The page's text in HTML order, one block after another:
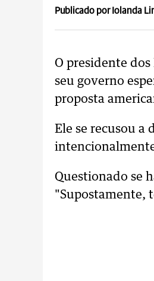
Publicado por Iolanda
O presidente
seu governo
proposta
Ele se recusou a
Questionado se
"Supostamente,